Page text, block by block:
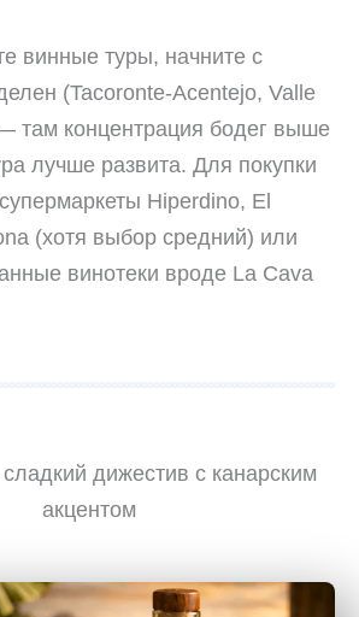
винные туры, начните с
(Tacoronte-Acentejo, Valle
там концентрация бодег выше
лучше развита. Для покупки
Hiperdino, El
(хотя выбор средний) или
винотеки вроде La Cava
дижестив с канарским
акцентом